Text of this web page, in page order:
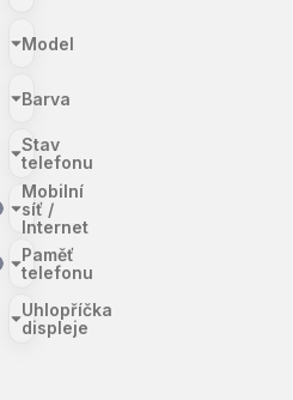
Model
Barva
Stav
telefonu
Mobilní
síť /
Internet
Paměť
telefonu
Uhlopříčka
displeje